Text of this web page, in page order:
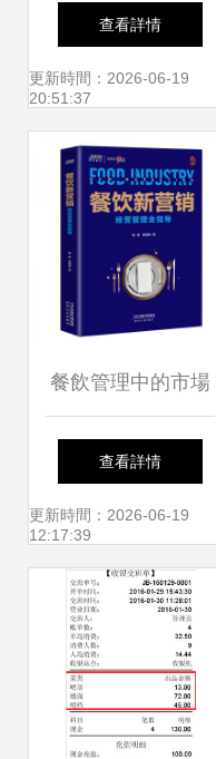
搟面皮連鎖與婚慶
禮儀店的共通魅力
查看詳情
更新時間：2026-06-19
20:51:37
餐飲管理中的市場
營銷策略與實踐
查看詳情
更新時間：2026-06-19
12:17:39